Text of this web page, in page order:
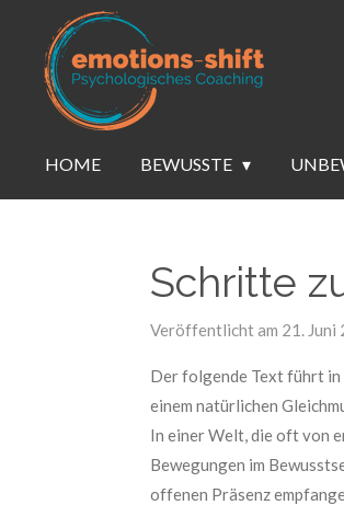
Hauptinhalt
springen
HOME BEWUSSTE
Schritte
Veröffentlicht am 21. Juni
Der folgende Text führt
einem natürlichen
In einer Welt, die oft von
Bewegungen im
offenen Präsenz